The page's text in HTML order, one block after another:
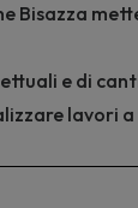
Bisazza
e di
lavori